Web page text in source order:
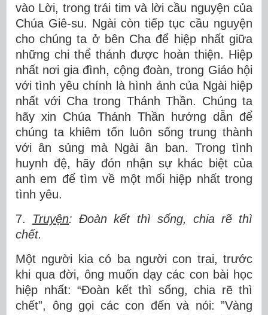
vào Lời, trong trái tim và lời cầu nguyện của
Chúa Giê-su. Ngài còn tiếp tục cầu nguyện
cho chúng ta ở bên Cha để hiệp nhất giữa
những chi thể thánh được hoàn thiện. Hiệp
nhất nơi gia đình, cộng đoàn, trong Giáo hội
với tình yêu chính là hình ảnh của Ngài hiệp
nhất với Cha trong Thánh Thần. Chúng ta
hãy xin Chúa Thánh Thần hướng dẫn để
chúng ta khiêm tốn luôn sống trung thành
với ân sủng mà Ngài ân ban. Trong tình
huynh đệ, hãy đón nhận sự khác biệt của
anh em để tìm về một mối hiệp nhất trong
tình yêu.
7. Truyện: Đoàn kết thì sống, chia rẽ thì
chết.
Một người kia có ba người con trai, trước
khi qua đời, ông muốn dạy các con bài học
hiệp nhất: “Đoàn kết thì sống, chia rẽ thì
chết”, ông gọi các con đến và nói: ”Vàng